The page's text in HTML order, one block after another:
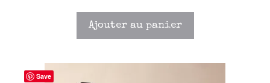
Ajouter au panier
Save